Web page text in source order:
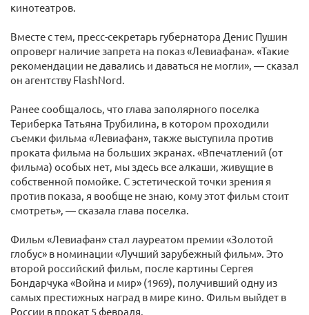
кинотеатров.
Вместе с тем, пресс-секретарь губернатора Денис Пушин
опроверг наличие запрета на показ «Левиафана». «Такие
рекомендации не давались и даваться не могли», — сказал
он агентству FlashNord.
Ранее сообщалось, что глава заполярного поселка
Териберка Татьяна Трубилина, в котором проходили
съемки фильма «Левиафан», также выступила против
проката фильма на больших экранах. «Впечатлений (от
фильма) особых нет, мы здесь все алкаши, живущие в
собственной помойке. С эстетической точки зрения я
против показа, я вообще не знаю, кому этот фильм стоит
смотреть», — сказала глава поселка.
Фильм «Левиафан» стал лауреатом премии «Золотой
глобус» в номинации «Лучший зарубежный фильм». Это
второй российский фильм, после картины Сергея
Бондарчука «Война и мир» (1969), получивший одну из
самых престижных наград в мире кино. Фильм выйдет в
России в прокат 5 февраля.